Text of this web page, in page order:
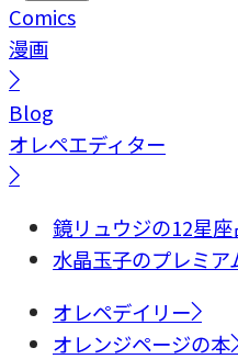
Comics
漫画
Blog
オレペエディター
鏡リュウジの12星座
水晶玉子のプレミア
オレペデイリー
オレンジページの本